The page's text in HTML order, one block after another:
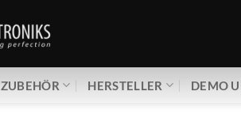
ZUBEHÖR HERSTELLER DEMO